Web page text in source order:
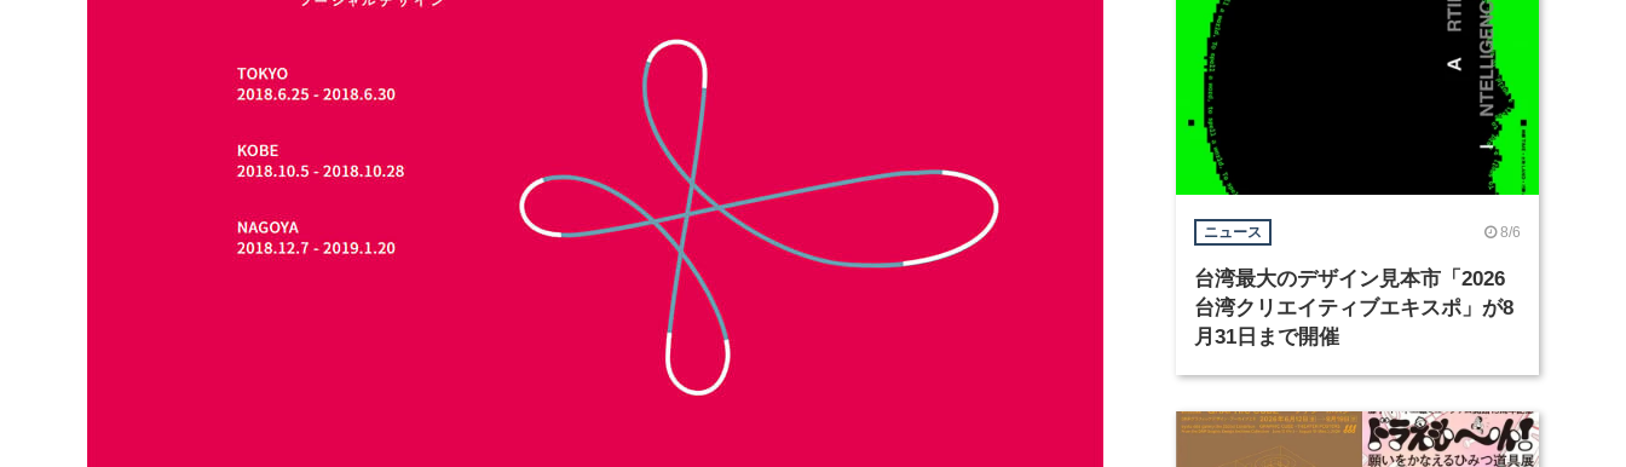
ニュース 8/6
台湾最大のデザイン見本市「2026
台湾クリエイティブエキスポ」が8
月31日まで開催